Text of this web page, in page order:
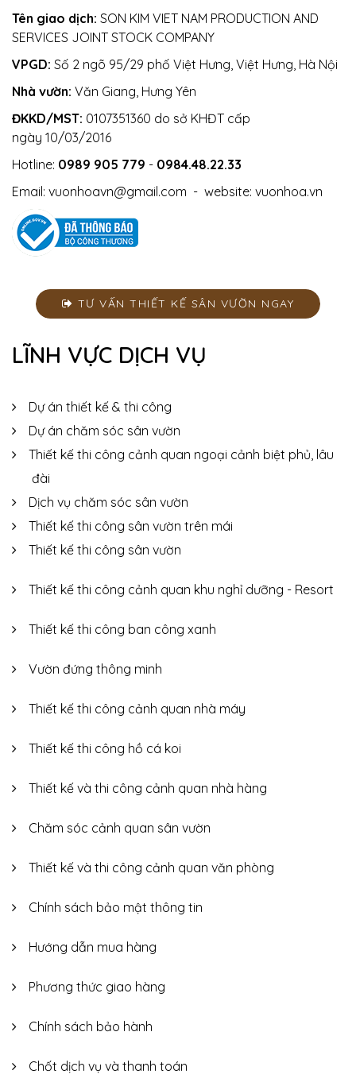
Tên giao dịch: SON KIM VIET NAM PRODUCTION AND
SERVICES JOINT STOCK COMPANY
VPGD: Số 2 ngõ 95/29 phố Việt Hưng, Việt Hưng, Hà Nội
Nhà vườn: Văn Giang, Hưng Yên
ĐKKD/MST: 0107351360 do sở KHĐT cấp
ngày 10/03/2016
Hotline: 0989 905 779 - 0984.48.22.33
Email: vuonhoavn@gmail.com - website: vuonhoa.vn
TƯ VẤN THIẾT KẾ SÂN VƯỜN NGAY
LĨNH VỰC DỊCH VỤ
Dự án thiết kế & thi công
Dự án chăm sóc sân vườn
Thiết kế thi công cảnh quan ngoại cảnh biệt phủ, lâu
đài
Dịch vụ chăm sóc sân vườn
Thiết kế thi công sân vườn trên mái
Thiết kế thi công sân vườn
Thiết kế thi công cảnh quan khu nghỉ dưỡng - Resort
Thiết kế thi công ban công xanh
Vườn đứng thông minh
Thiết kế thi công cảnh quan nhà máy
Thiết kế thi công hồ cá koi
Thiết kế và thi công cảnh quan nhà hàng
Chăm sóc cảnh quan sân vườn
Thiết kế và thi công cảnh quan văn phòng
Chính sách bảo mật thông tin
Hướng dẫn mua hàng
Phương thức giao hàng
Chính sách bảo hành
Chốt dịch vụ và thanh toán